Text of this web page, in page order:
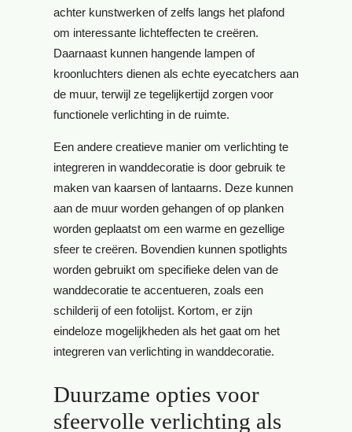
achter kunstwerken of zelfs langs het plafond
om interessante lichteffecten te creëren.
Daarnaast kunnen hangende lampen of
kroonluchters dienen als echte eyecatchers aan
de muur, terwijl ze tegelijkertijd zorgen voor
functionele verlichting in de ruimte.
Een andere creatieve manier om verlichting te
integreren in wanddecoratie is door gebruik te
maken van kaarsen of lantaarns. Deze kunnen
aan de muur worden gehangen of op planken
worden geplaatst om een warme en gezellige
sfeer te creëren. Bovendien kunnen spotlights
worden gebruikt om specifieke delen van de
wanddecoratie te accentueren, zoals een
schilderij of een fotolijst. Kortom, er zijn
eindeloze mogelijkheden als het gaat om het
integreren van verlichting in wanddecoratie.
Duurzame opties voor
sfeervolle verlichting als